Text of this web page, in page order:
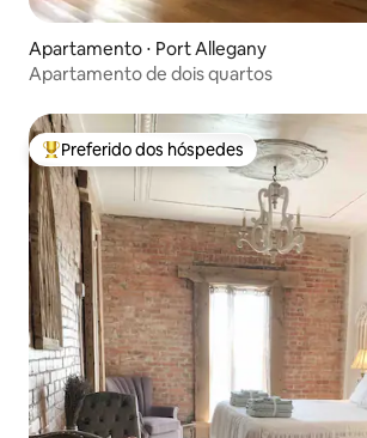
Apartamento ⋅ Port Allegany
Apartamento de dois quartos
Entre os melhores preferidos dos hóspedes
Preferido dos hóspedes